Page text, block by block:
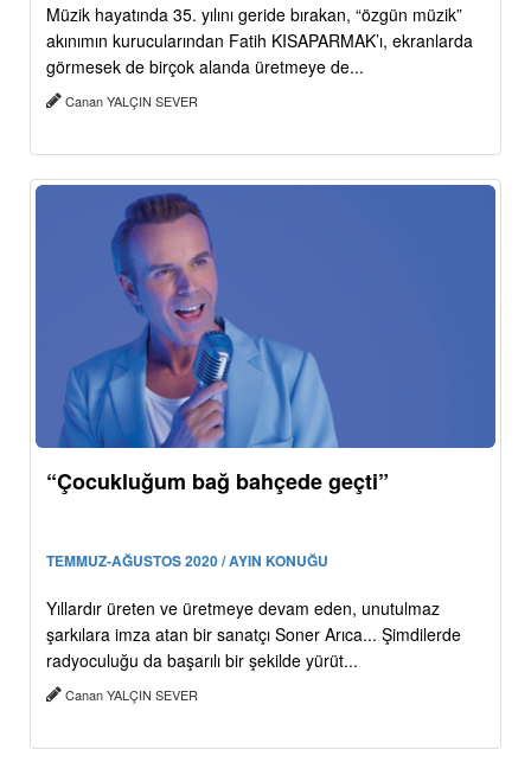
Müzik hayatında 35. yılını geride bırakan, “özgün müzik”
akınımın kurucularından Fatih KISAPARMAK’ı, ekranlarda
görmesek de birçok alanda üretmeye de...
Canan YALÇIN SEVER
“Çocukluğum bağ bahçede geçti”
TEMMUZ-AĞUSTOS 2020 / AYIN KONUĞU
Yıllardır üreten ve üretmeye devam eden, unutulmaz
şarkılara imza atan bir sanatçı Soner Arıca... Şimdilerde
radyoculuğu da başarılı bir şekilde yürüt...
Canan YALÇIN SEVER